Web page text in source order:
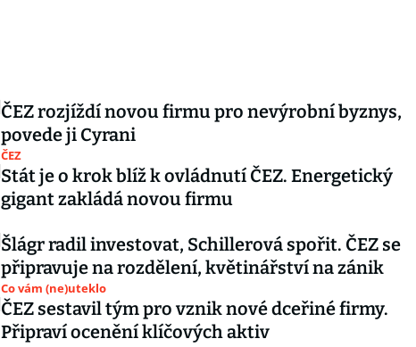
ČEZ rozjíždí novou firmu pro nevýrobní byznys,
povede ji Cyrani
ČEZ
Stát je o krok blíž k ovládnutí ČEZ. Energetický
gigant zakládá novou firmu
Šlágr radil investovat, Schillerová spořit. ČEZ se
připravuje na rozdělení, květinářství na zánik
Co vám (ne)uteklo
ČEZ sestavil tým pro vznik nové dceřiné firmy.
Připraví ocenění klíčových aktiv